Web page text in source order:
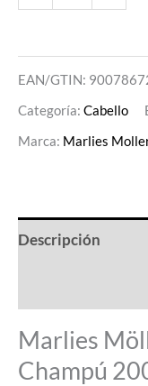
EAN/GTIN:
Categoría: Cabello
Marca: Marlies
Descripción
Marlies
Champú